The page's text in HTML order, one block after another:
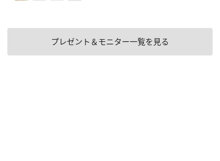
プレゼント＆モニター一覧を見る